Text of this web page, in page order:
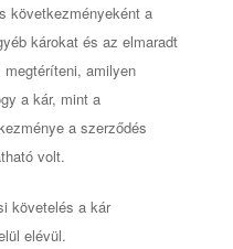
következményeként a
károkat és az elmaradt
amilyen
a kár, mint a
a szerződés
volt.
követelés a kár
elévül.